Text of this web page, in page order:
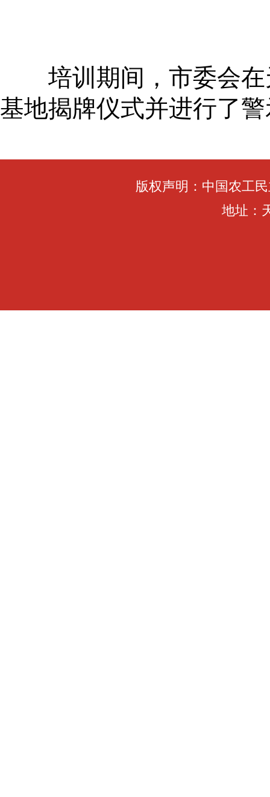
培训期间，市委会在
基地揭牌仪式并进行了
版权声明：中国农工
地址：